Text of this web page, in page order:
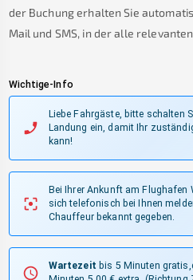
der Buchung erhalten Sie
Mail und SMS, in der alle
Wichtige-Info
Liebe Fahrgäste, bitte schalten
Landung ein, damit Ihr
kann!
Bei Ihrer Ankunft am Flughafen
sich telefonisch bei Ihnen
Chauffeur bekannt gegeben.
Wartezeit bis 5 Minuten